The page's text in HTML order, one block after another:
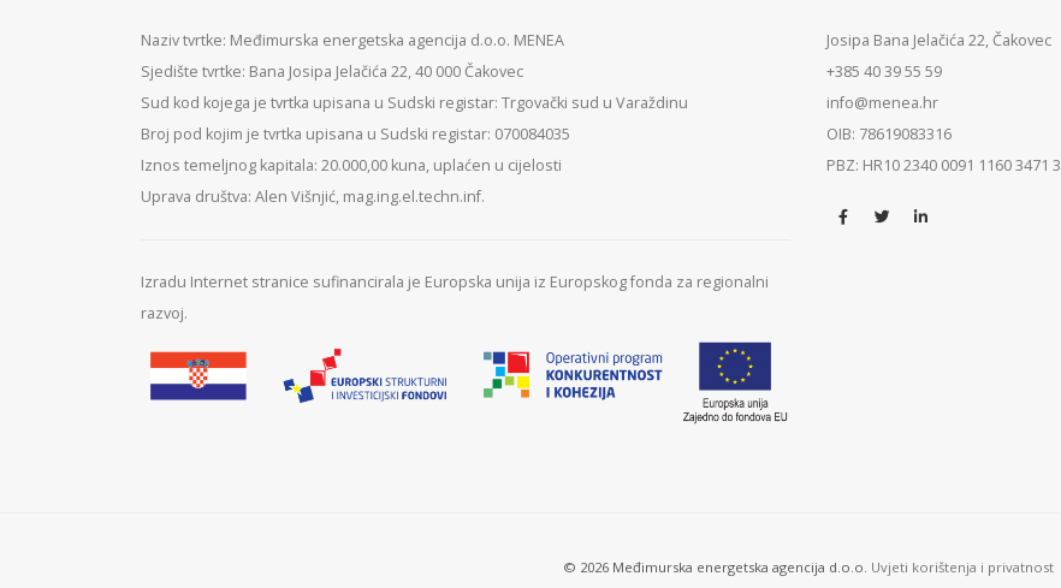
Naziv tvrtke: Međimurska energetska agencija d.o.o. MENEA
Sjedište tvrtke: Bana Josipa Jelačića 22, 40 000 Čakovec
Sud kod kojega je tvrtka upisana u Sudski registar: Trgovački sud u Varaždinu
Broj pod kojim je tvrtka upisana u Sudski registar: 070084035
Iznos temeljnog kapitala: 20.000,00 kuna, uplaćen u cijelosti
Uprava društva: Alen Višnjić, mag.ing.el.techn.inf.
Izradu Internet stranice sufinancirala je Europska unija iz Europskog fonda za regionalni
razvoj.
Josipa Bana Jelačića 22, Čakovec
+385 40 39 55 59
info@menea.hr
OIB: 78619083316
PBZ: HR10 2340 0091 1160 3471 3
© 2026 Međimurska energetska agencija d.o.o. Uvjeti korištenja i privatnost